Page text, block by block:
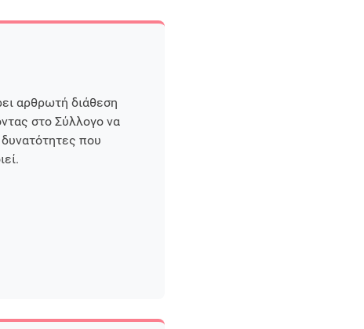
αρθρωτή διάθεση
στο Σύλλογο να
που